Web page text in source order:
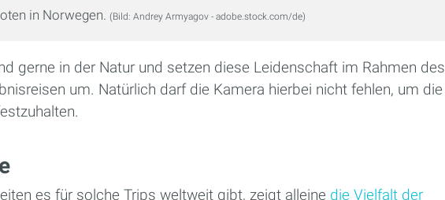
in Norwegen. (Bild: Andrey Armyagov - adobe.stock.com/de)
gerne in der Natur und setzen diese Leidenschaft im Rahmen des
um. Natürlich darf die Kamera hierbei nicht fehlen, um die
es für solche Trips weltweit gibt, zeigt alleine die Vielfalt der